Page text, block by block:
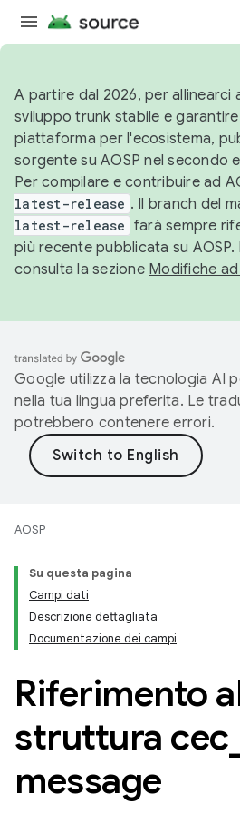
A partire dal 2026, per allinearci
sviluppo trunk stabile e
piattaforma per l'ecosistema,
sorgente su AOSP nel secondo
Per compilare e contribuire ad
latest-release . Il branch del
latest-release farà sempre
più recente pubblicata su AOSP.
consulta la sezione Modifiche ad
Google utilizza la tecnologia AI
nella tua lingua preferita. Le
potrebbero contenere errori.
AOSP
Su questa pagina
Campi dati
Descrizione dettagliata
Documentazione dei campi
Riferimento
struttura cec
message